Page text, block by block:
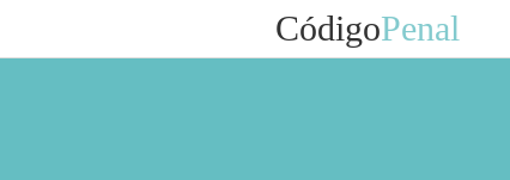
CódigoPenal